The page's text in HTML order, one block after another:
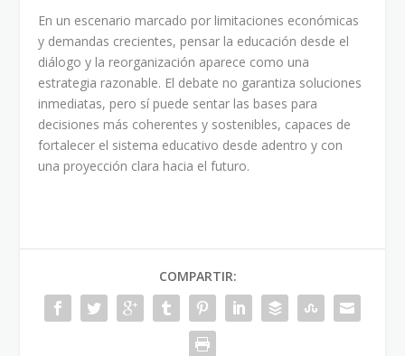
En un escenario marcado por limitaciones económicas
y demandas crecientes, pensar la educación desde el
diálogo y la reorganización aparece como una
estrategia razonable. El debate no garantiza soluciones
inmediatas, pero sí puede sentar las bases para
decisiones más coherentes y sostenibles, capaces de
fortalecer el sistema educativo desde adentro y con
una proyección clara hacia el futuro.
COMPARTIR: